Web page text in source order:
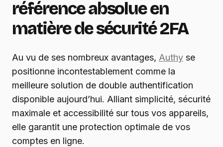
référence absolue en
matière de sécurité 2FA
Au vu de ses nombreux avantages, Authy se
positionne incontestablement comme la
meilleure solution de double authentification
disponible aujourd’hui. Alliant simplicité, sécurité
maximale et accessibilité sur tous vos appareils,
elle garantit une protection optimale de vos
comptes en ligne.